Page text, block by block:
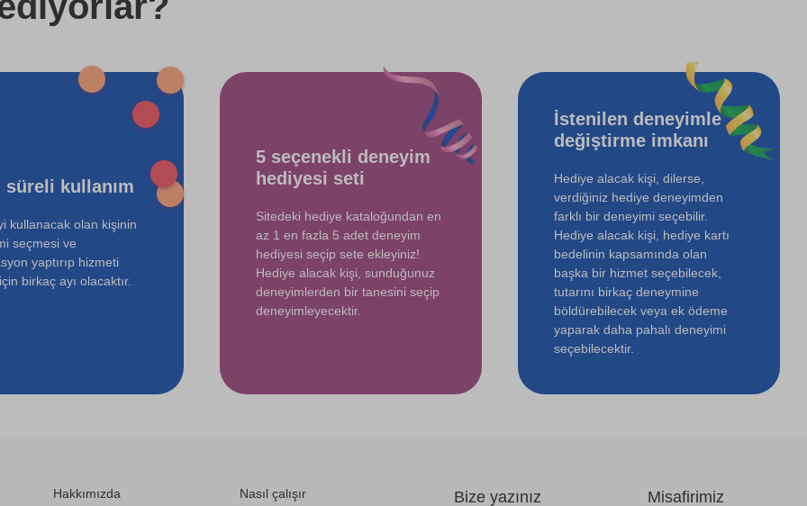
750 TL
3000 TL
süreli kullanım
kullanacak olan kişinin
seçmesi ve
yaptırıp hizmeti
birkaç ayı olacaktır.
5 seçenekli deneyim
hediyesi seti
Sitedeki hediye kataloğundan en
az 1 en fazla 5 adet deneyim
hediyesi seçip sete ekleyiniz!
Hediye alacak kişi, sunduğunuz
deneyimlerden bir tanesini seçip
deneyimleyecektir.
İstenilen deneyimle
değiştirme imkanı
Hediye alacak kişi, dilerse,
verdiğiniz hediye deneyimden
farklı bir deneyimi seçebilir.
Hediye alacak kişi, hediye kartı
bedelinin kapsamında olan
başka bir hizmet seçebilecek,
tutarını birkaç deneymine
böldürebilecek veya ek ödeme
yaparak daha pahalı deneyimi
seçebilecektir.
Hakkımızda Nasıl çalışır Bize yazınız Misafirimiz